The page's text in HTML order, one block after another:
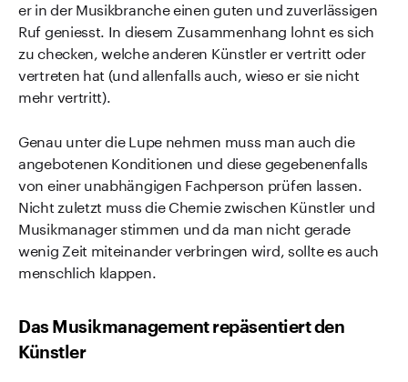
er in der Musikbranche einen guten und zuverlässigen
Ruf geniesst. In diesem Zusammenhang lohnt es sich
zu checken, welche anderen Künstler er vertritt oder
vertreten hat (und allenfalls auch, wieso er sie nicht
mehr vertritt).
Genau unter die Lupe nehmen muss man auch die
angebotenen Konditionen und diese gegebenenfalls
von einer unabhängigen Fachperson prüfen lassen.
Nicht zuletzt muss die Chemie zwischen Künstler und
Musikmanager stimmen und da man nicht gerade
wenig Zeit miteinander verbringen wird, sollte es auch
menschlich klappen.
Das Musikmanagement repäsentiert den
Künstler